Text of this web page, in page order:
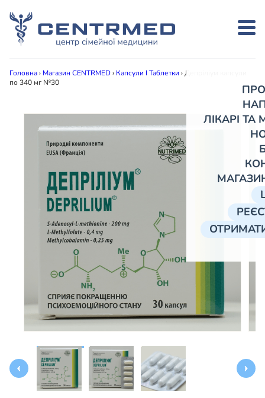
ЛІКАРІ
Головна› Магазин CENTRMED› Капсули І Таблетки ›Депріліум капсули
по 340 мг №30